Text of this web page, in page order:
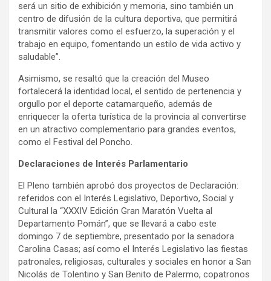
será un sitio de exhibición y memoria, sino también un
centro de difusión de la cultura deportiva, que permitirá
transmitir valores como el esfuerzo, la superación y el
trabajo en equipo, fomentando un estilo de vida activo y
saludable”.
Asimismo, se resaltó que la creación del Museo
fortalecerá la identidad local, el sentido de pertenencia y
orgullo por el deporte catamarqueño, además de
enriquecer la oferta turística de la provincia al convertirse
en un atractivo complementario para grandes eventos,
como el Festival del Poncho.
Declaraciones de Interés Parlamentario
El Pleno también aprobó dos proyectos de Declaración:
referidos con el Interés Legislativo, Deportivo, Social y
Cultural la “XXXIV Edición Gran Maratón Vuelta al
Departamento Pomán”, que se llevará a cabo este
domingo 7 de septiembre, presentado por la senadora
Carolina Casas; así como el Interés Legislativo las fiestas
patronales, religiosas, culturales y sociales en honor a San
Nicolás de Tolentino y San Benito de Palermo, copatronos